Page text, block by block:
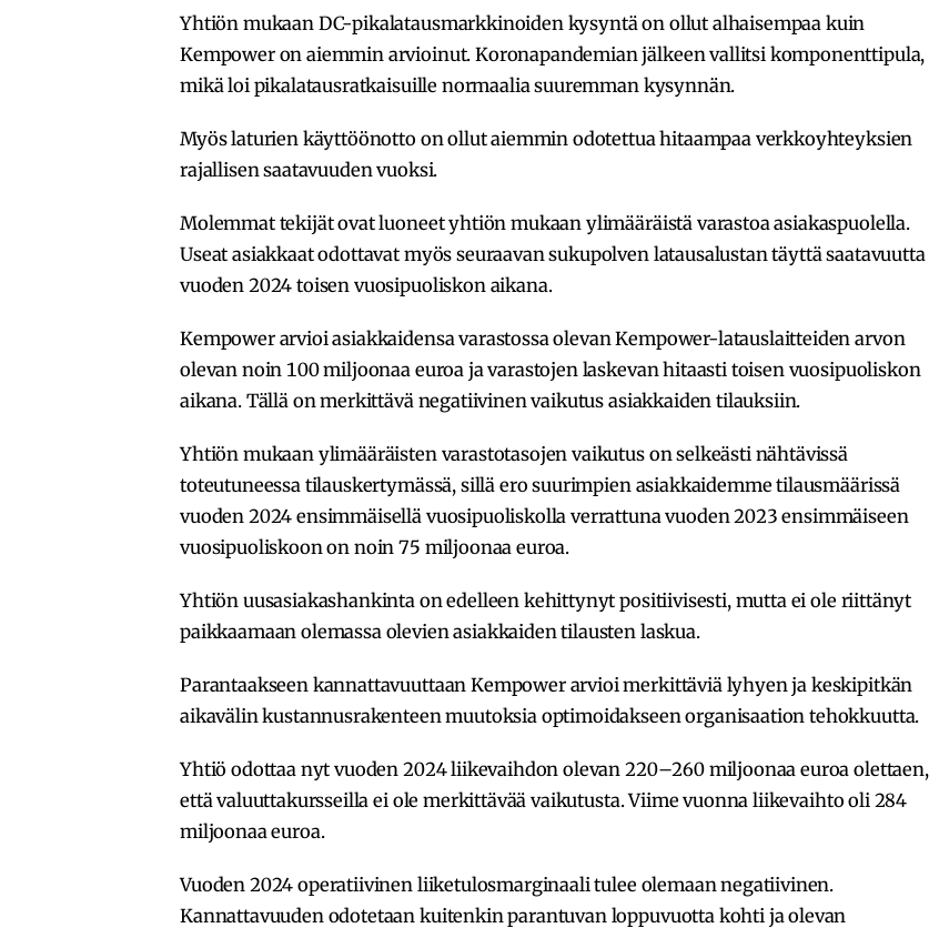
Yhtiön mukaan DC-pikalatausmarkkinoiden kysyntä on ollut alhaisempaa kuin
Kempower on aiemmin arvioinut. Koronapandemian jälkeen vallitsi komponenttipula,
mikä loi pikalatausratkaisuille normaalia suuremman kysynnän.
Myös laturien käyttöönotto on ollut aiemmin odotettua hitaampaa verkkoyhteyksien
rajallisen saatavuuden vuoksi.
Molemmat tekijät ovat luoneet yhtiön mukaan ylimääräistä varastoa asiakaspuolella.
Useat asiakkaat odottavat myös seuraavan sukupolven latausalustan täyttä saatavuutta
vuoden 2024 toisen vuosipuoliskon aikana.
Kempower arvioi asiakkaidensa varastossa olevan Kempower-latauslaitteiden arvon
olevan noin 100 miljoonaa euroa ja varastojen laskevan hitaasti toisen vuosipuoliskon
aikana. Tällä on merkittävä negatiivinen vaikutus asiakkaiden tilauksiin.
Yhtiön mukaan ylimääräisten varastotasojen vaikutus on selkeästi nähtävissä
toteutuneessa tilauskertymässä, sillä ero suurimpien asiakkaidemme tilausmäärissä
vuoden 2024 ensimmäisellä vuosipuoliskolla verrattuna vuoden 2023 ensimmäiseen
vuosipuoliskoon on noin 75 miljoonaa euroa.
Yhtiön uusasiakashankinta on edelleen kehittynyt positiivisesti, mutta ei ole riittänyt
paikkaamaan olemassa olevien asiakkaiden tilausten laskua.
Parantaakseen kannattavuuttaan Kempower arvioi merkittäviä lyhyen ja keskipitkän
aikavälin kustannusrakenteen muutoksia optimoidakseen organisaation tehokkuutta.
Yhtiö odottaa nyt vuoden 2024 liikevaihdon olevan 220–260 miljoonaa euroa olettaen,
että valuuttakursseilla ei ole merkittävää vaikutusta. Viime vuonna liikevaihto oli 284
miljoonaa euroa.
Vuoden 2024 operatiivinen liiketulosmarginaali tulee olemaan negatiivinen.
Kannattavuuden odotetaan kuitenkin parantuvan loppuvuotta kohti ja olevan